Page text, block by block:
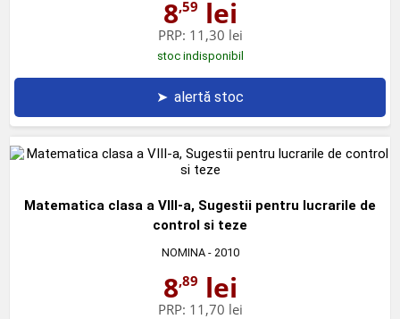
8,59 lei
PRP: 11,30 lei
stoc indisponibil
➤ alertă stoc
Matematica clasa a VIII-a, Sugestii pentru lucrarile de
control si teze
NOMINA- 2010
8,89 lei
PRP: 11,70 lei